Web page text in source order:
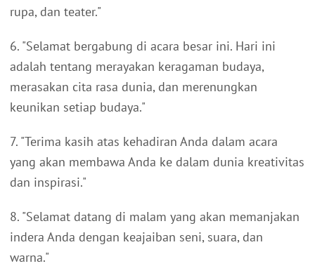
rupa, dan teater."
6. "Selamat bergabung di acara besar ini. Hari ini
adalah tentang merayakan keragaman budaya,
merasakan cita rasa dunia, dan merenungkan
keunikan setiap budaya."
7. "Terima kasih atas kehadiran Anda dalam acara
yang akan membawa Anda ke dalam dunia kreativitas
dan inspirasi."
8. "Selamat datang di malam yang akan memanjakan
indera Anda dengan keajaiban seni, suara, dan
warna."